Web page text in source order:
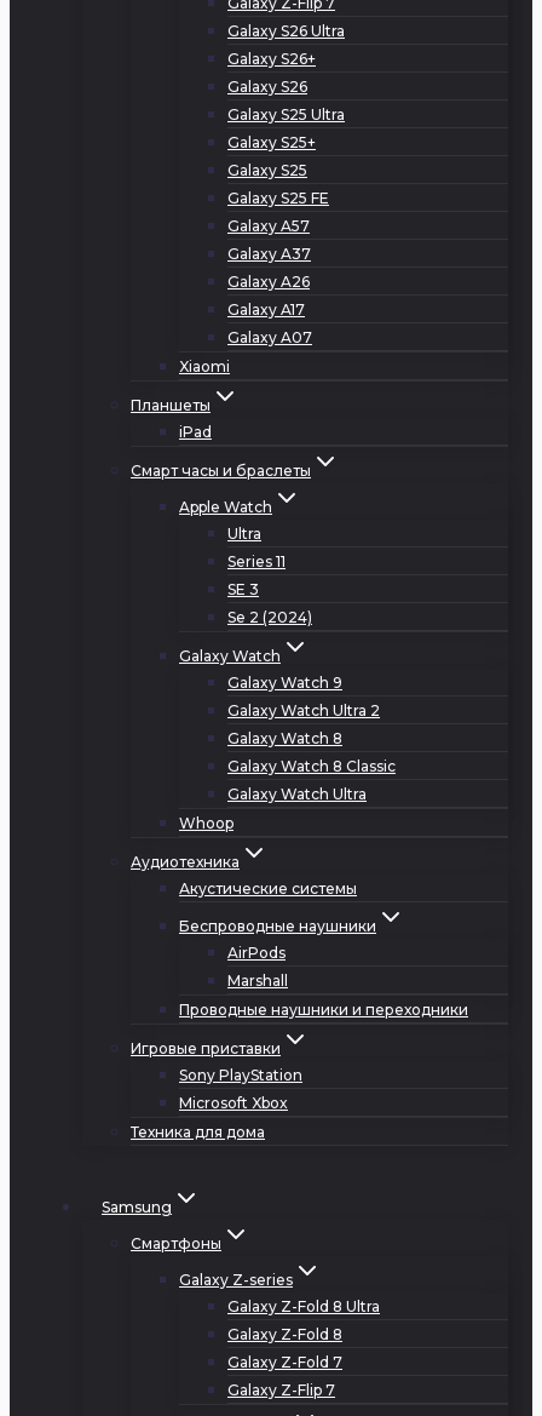
Galaxy S26 Ultra
Galaxy S26+
Galaxy S26
Galaxy S25 Ultra
Galaxy S25+
Galaxy S25
Galaxy S25 FE
Galaxy A57
Galaxy A37
Galaxy A26
Galaxy A17
Galaxy A07
Xiaomi
Планшеты
iPad
Смарт часы и браслеты
Apple Watch
Ultra
Series 11
SE 3
Se 2 (2024)
Galaxy Watch
Galaxy Watch 9
Galaxy Watch Ultra 2
Galaxy Watch 8
Galaxy Watch 8 Classic
Galaxy Watch Ultra
Whoop
Аудиотехника
Акустические системы
Беспроводные наушники
AirPods
Marshall
Проводные наушники и переходники
Игровые приставки
Sony PlayStation
Microsoft Xbox
Техника для дома
Samsung
Смартфоны
Galaxy Z-series
Galaxy Z-Fold 8 Ultra
Galaxy Z-Fold 8
Galaxy Z-Fold 7
Galaxy Z-Flip 7